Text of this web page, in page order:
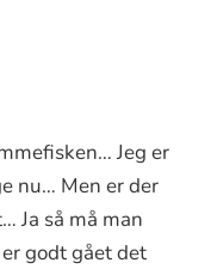
Jeg er
nu… Men er der
Ja så må man
godt gået det